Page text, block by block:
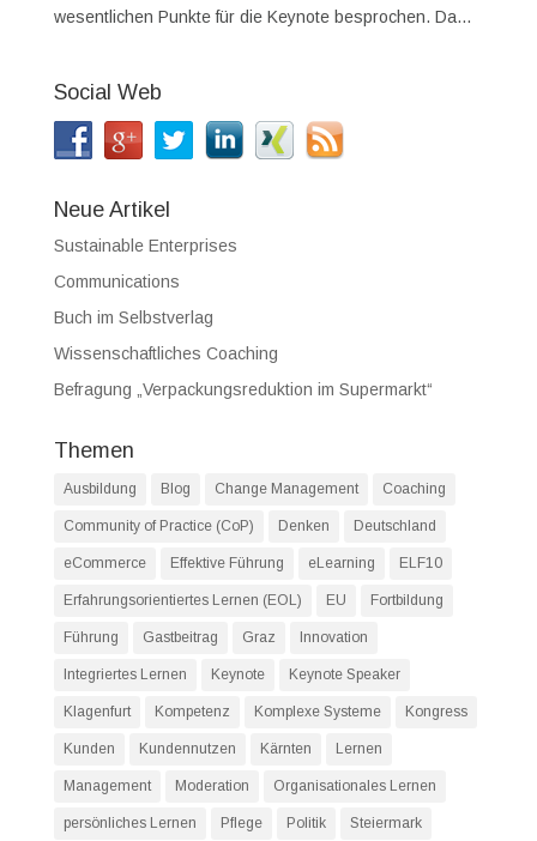
wesentlichen Punkte für die Keynote besprochen. Da...
Social Web
Neue Artikel
Sustainable Enterprises
Communications
Buch im Selbstverlag
Wissenschaftliches Coaching
Befragung „Verpackungsreduktion im Supermarkt“
Themen
Ausbildung Blog Change Management Coaching
Community of Practice (CoP) Denken Deutschland
eCommerce Effektive Führung eLearning ELF10
Erfahrungsorientiertes Lernen (EOL) EU Fortbildung
Führung Gastbeitrag Graz Innovation
Integriertes Lernen Keynote Keynote Speaker
Klagenfurt Kompetenz Komplexe Systeme Kongress
Kunden Kundennutzen Kärnten Lernen
Management Moderation Organisationales Lernen
persönliches Lernen Pflege Politik Steiermark